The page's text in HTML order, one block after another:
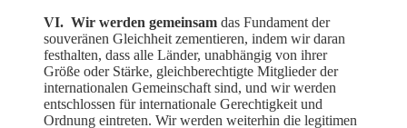
VI. Wir werden gemeinsam das Fundament der
souveränen Gleichheit zementieren, indem wir daran
festhalten, dass alle Länder, unabhängig von ihrer
Größe oder Stärke, gleichberechtigte Mitglieder der
internationalen Gemeinschaft sind, und wir werden
entschlossen für internationale Gerechtigkeit und
Ordnung eintreten. Wir werden weiterhin die legitimen